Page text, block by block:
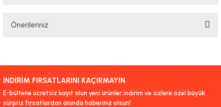
Önerileriniz
yetersiz gördüğünüz noktaları öneri formunu kullanarak tarafımıza
iletebilirsiniz.
Görüş ve önerileriniz için teşekkür ederiz.
İNDİRİM FIRSATLARINI KAÇIRMAYIN
E-bültene ücretsiz kayıt olun yeni ürünler indirim ve sizlere özel büyük
sürpriz fırsatlardan anında haberiniz olsun!